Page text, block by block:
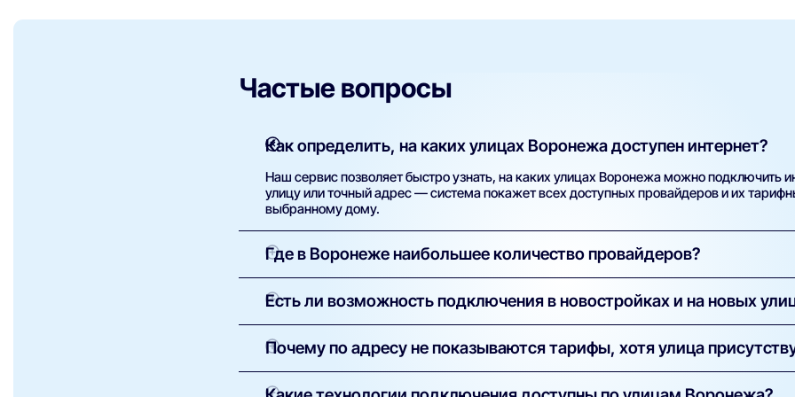
Частые вопросы
Как определить, на каких улицах Воронежа доступен интернет?
Наш сервис позволяет быстро узнать, на каких улицах Воронежа можно подключить
улицу или точный адрес — система покажет всех доступных провайдеров и их
выбранному дому.
Где в Воронеже наибольшее количество провайдеров?
проспект Вернадского — обычно присутствует сразу несколько операторов связи:
Есть ли возможность подключения в новостройках и на новых
информацию от провайдеров. Если подключения пока нет, вы можете оставить заявку
Почему по адресу не показываются тарифы, хотя улица